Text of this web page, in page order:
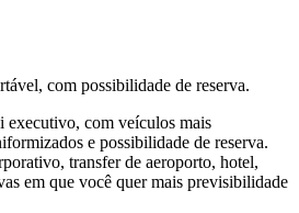
com possibilidade de reserva.
executivo, com veículos mais
e possibilidade de reserva.
transfer de aeroporto, hotel,
em que você quer mais previsibilidade